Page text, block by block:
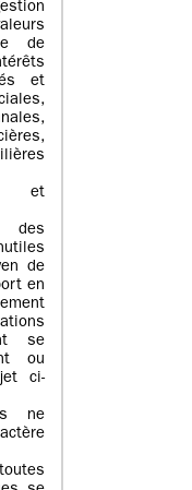
de
et
et
des
de
en
se
ou
ci-
ne